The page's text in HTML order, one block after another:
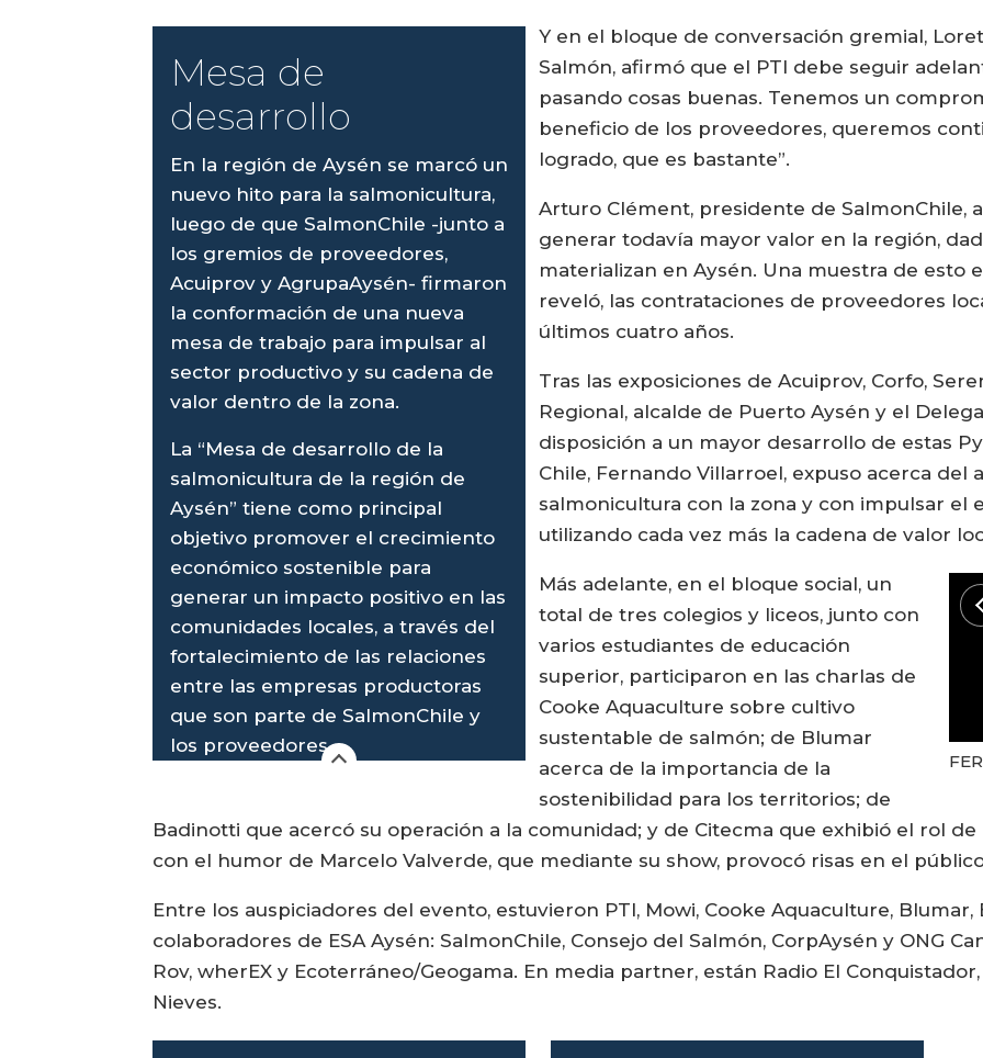
Mesa de
desarrollo
En la región de Aysén se marcó un
nuevo hito para la salmonicultura,
luego de que SalmonChile -junto a
los gremios de proveedores,
Acuiprov y AgrupaAysén- firmaron
la conformación de una nueva
mesa de trabajo para impulsar al
sector productivo y su cadena de
valor dentro de la zona.
La “Mesa de desarrollo de la
salmonicultura de la región de
Aysén” tiene como principal
objetivo promover el crecimiento
económico sostenible para
generar un impacto positivo en las
comunidades locales, a través del
fortalecimiento de las relaciones
entre las empresas productoras
que son parte de SalmonChile y
los proveedores.
Y en el bloque de conversación gremial,
Salmón, afirmó que el PTI debe seguir
pasando cosas buenas. Tenemos un
beneficio de los proveedores, queremos
logrado, que es bastante”.
Arturo Clément, presidente de SalmonChile,
generar todavía mayor valor en la región,
materializan en Aysén. Una muestra de esto
reveló, las contrataciones de proveedores
últimos cuatro años.
Tras las exposiciones de Acuiprov, Corfo,
Regional, alcalde de Puerto Aysén y el
disposición a un mayor desarrollo de estas
Chile, Fernando Villarroel, expuso acerca del
salmonicultura con la zona y con impulsar el
utilizando cada vez más la cadena de valor
Más adelante, en el bloque social, un
total de tres colegios y liceos, junto con
varios estudiantes de educación
superior, participaron en las charlas de
Cooke Aquaculture sobre cultivo
sustentable de salmón; de Blumar
acerca de la importancia de la
sostenibilidad para los territorios; de
Badinotti que acercó su operación a la comunidad; y de Citecma que exhibió el rol
con el humor de Marcelo Valverde, que mediante su show, provocó risas en el
Entre los auspiciadores del evento, estuvieron PTI, Mowi, Cooke Aquaculture,
colaboradores de ESA Aysén: SalmonChile, Consejo del Salmón, CorpAysén y ONG
Rov, wherEX y Ecoterráneo/Geogama. En media partner, están Radio El
Nieves.